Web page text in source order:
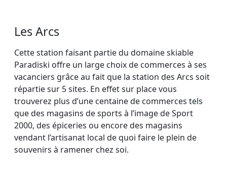
Les Arcs
Cette station faisant partie du domaine skiable
Paradiski offre un large choix de commerces à ses
vacanciers grâce au fait que la station des Arcs soit
répartie sur 5 sites. En effet sur place vous
trouverez plus d’une centaine de commerces tels
que des magasins de sports à l’image de Sport
2000, des épiceries ou encore des magasins
vendant l’artisanat local de quoi faire le plein de
souvenirs à ramener chez soi.